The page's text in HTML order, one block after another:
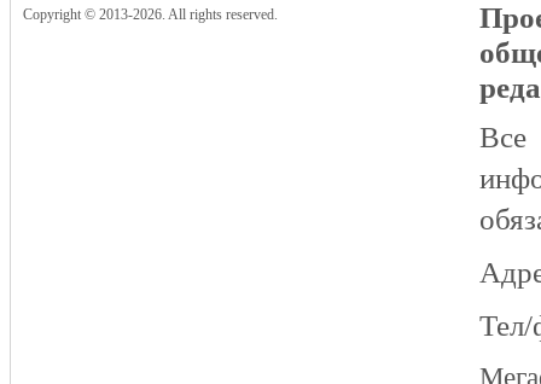
Copyright © 2013-2026. All rights reserved.